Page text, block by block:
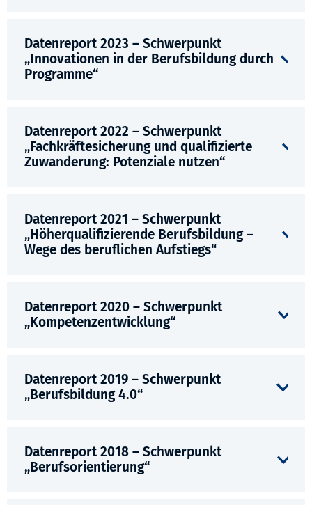
Datenreport 2023 – Schwerpunkt
„Innovationen in der Berufsbildung durch
Programme“
Datenreport 2022 – Schwerpunkt
„Fachkräftesicherung und qualifizierte
Zuwanderung: Potenziale nutzen“
Datenreport 2021 – Schwerpunkt
„Höherqualifizierende Berufsbildung –
Wege des beruflichen Aufstiegs“
Datenreport 2020 – Schwerpunkt
„Kompetenzentwicklung“
Datenreport 2019 – Schwerpunkt
„Berufsbildung 4.0“
Datenreport 2018 – Schwerpunkt
„Berufsorientierung“